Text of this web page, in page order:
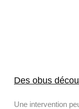
Des obus
Une intervention